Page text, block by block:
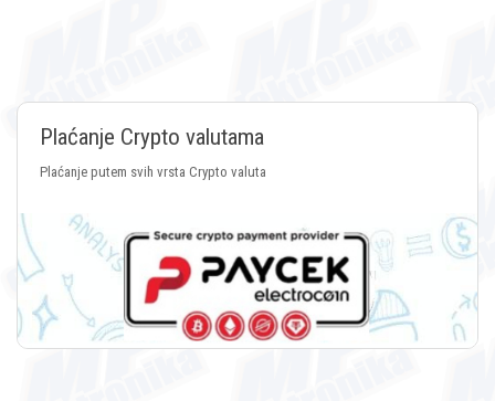
Plaćanje Crypto valutama
Plaćanje putem svih vrsta Crypto valuta